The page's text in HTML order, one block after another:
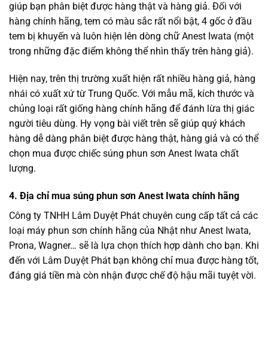
giúp bạn phân biệt được hàng thật và hàng giả. Đối với
hàng chính hãng, tem có màu sắc rất nổi bật, 4 gốc ở đầu
tem bị khuyến và luôn hiện lên dòng chữ Anest Iwata (một
trong những đặc điểm không thể nhìn thấy trên hàng giả).
Hiện nay, trên thị trường xuất hiện rất nhiều hàng giả, hàng
nhái có xuất xứ từ Trung Quốc. Với mẫu mã, kích thước và
chủng loại rất giống hàng chính hãng để đánh lừa thị giác
người tiêu dùng. Hy vọng bài viết trên sẽ giúp quý khách
hàng dễ dàng phân biệt được hàng thật, hàng giả và có thể
chọn mua được chiếc súng phun sơn Anest Iwata chất
lượng.
4. Địa chỉ mua súng phun sơn Anest Iwata chính hãng
Công ty TNHH Lâm Duyệt Phát chuyên cung cấp tất cả các
loại máy phun sơn chính hãng của Nhật như Anest Iwata,
Prona, Wagner… sẽ là lựa chọn thích hợp dành cho bạn. Khi
đến với Lâm Duyệt Phát bạn không chỉ mua được hàng tốt,
đáng giá tiền mà còn nhận được chế độ hậu mãi tuyệt vời.